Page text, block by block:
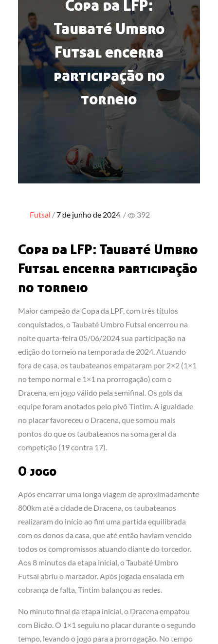
Copa da LFP:
Taubaté Umbro
Futsal encerra
participação no
torneio
Futsal Posted
7 de junho de 2024 / 392
Copa da LFP: Taubaté Umbro
Futsal encerra participação
no torneio
Maior campeão da Copa da LPF, com três títulos
conquistados, o Taubaté Umbro Futsal encerrou na
noite quarta-feira 05/06/2024 sua participação na
edição do torneio na temporada de 2024. Atuando
fora de casa, os taubateanos empataram por 2×2 (1×1
no tempo normal e 1×1 na prorrogação) com o
Dracena, em jogo válido pela semifinal.Os gols da
equipe foram anotados pelo pivô Tintim. A igualdade
no placar favoreceu o Dracena, que somou mais
pontos do que os taubateanos na soma geral da
competição (19 contra 17).
O jogo
Após encarrar uma longa viagem de aproximadamente
800km até a cidade de Dracena, os taubateanos
realizaram do início ao fim uma partida equilibrada
com os donos da casa, que até então haviam vencido
todos os compromissos atuando diante do torcedor.
Aos 8 minutos da etapa inicial, o Taubaté Umbro
Futsal abriu o marcador. Após jogada ensaiada em
cobrança de falta, Tintim balançou as redes.
No minuto final da etapa inicial, o Dracena empatou
com Bicão. O 1×1 seguiu no placar durante o segundo
tempo, levando o jogo para a prorrogação. No tempo